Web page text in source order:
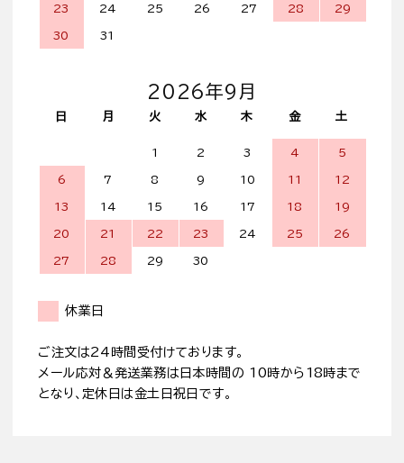
23 24 25 26 27 28 29
30 31
2026年9月
日 月 火 水 木 金 土
1 2 3 4 5
6 7 8 9 10 11 12
13 14 15 16 17 18 19
20 21 22 23 24 25 26
27 28 29 30
休業日
ご注文は24時間受付けております。
メール応対＆発送業務は日本時間の 10時から18時まで
となり、定休日は金土日祝日です。